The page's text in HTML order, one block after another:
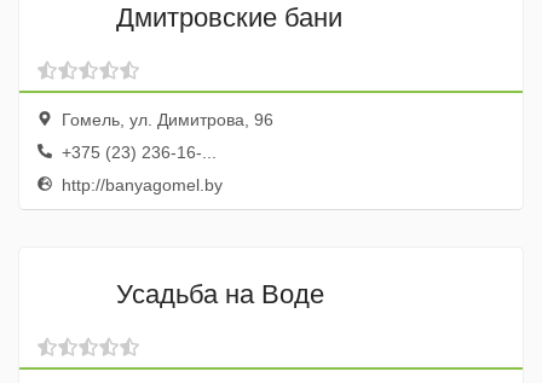
Дмитровские бани
Гомель, ул. Димитрова, 96
+375 (23) 236-16-...
http://banyagomel.by
Усадьба на Воде